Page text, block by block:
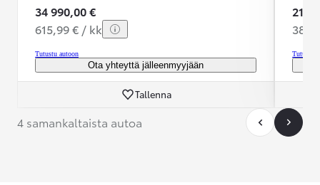
34 990,00 €
615,99 € / kk
Tutustu autoon
Ota yhteyttä jälleenmyyjään
Tallenna
21
Tutustu
4 samankaltaista autoa